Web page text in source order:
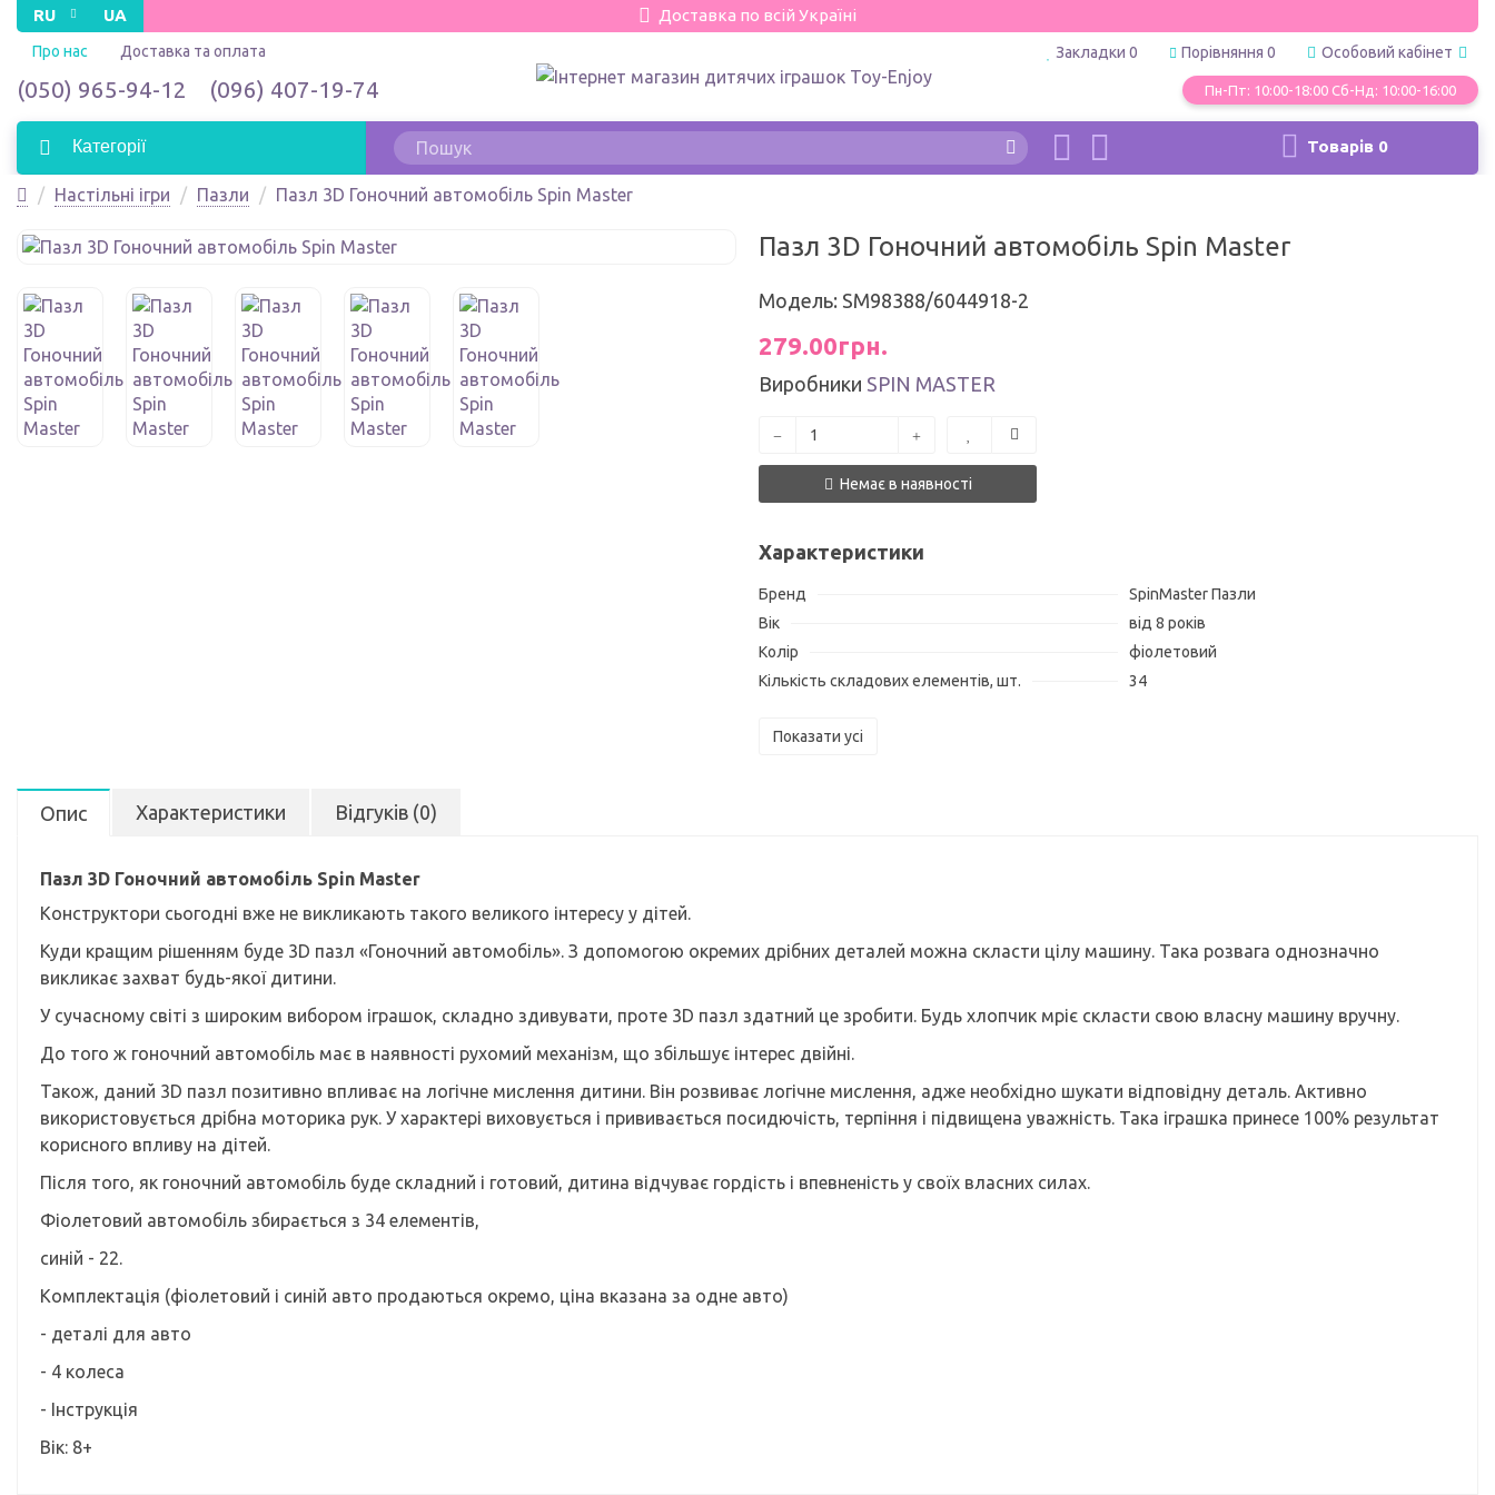
Доставка по всій Україні
RU UA
Про нас Доставка та оплата
(050) 965-94-12 (096) 407-19-74
Закладки 0 Порівняння 0 Особовий кабінет
Пн-Пт: 10:00-18:00 Сб-Нд: 10:00-16:00
Категорії Товарів 0
Настільні ігри Пазли Пазл 3D Гоночний автомобіль Spin Master
Пазл 3D Гоночний автомобіль Spin Master
Модель: SM98388/6044918-2
279.00грн.
Виробники SPIN MASTER
Немає в наявності
Характеристики
Бренд
SpinMaster Пазли
Вік
від 8 років
Колір
фіолетовий
Кількість складових елементів, шт.
34
Показати усі
Опис Характеристики Відгуків (0)
Пазл 3D Гоночний автомобіль Spin Master
Конструктори сьогодні вже не викликають такого великого інтересу у дітей.
Куди кращим рішенням буде 3D пазл «Гоночний автомобіль». З допомогою окремих дрібних деталей можна скласти цілу машину. Така розвага однозначно
викликає захват будь-якої дитини.
У сучасному світі з широким вибором іграшок, складно здивувати, проте 3D пазл здатний це зробити. Будь хлопчик мріє скласти свою власну машину вручну.
До того ж гоночний автомобіль має в наявності рухомий механізм, що збільшує інтерес двійні.
Також, даний 3D пазл позитивно впливає на логічне мислення дитини. Він розвиває логічне мислення, адже необхідно шукати відповідну деталь. Активно
використовується дрібна моторика рук. У характері виховується і прививається посидючість, терпіння і підвищена уважність. Така іграшка принесе 100% результат
корисного впливу на дітей.
Після того, як гоночний автомобіль буде складний і готовий, дитина відчуває гордість і впевненість у своїх власних силах.
Фіолетовий автомобіль збирається з 34 елементів,
синій - 22.
Комплектація (фіолетовий і синій авто продаються окремо, ціна вказана за одне авто)
- деталі для авто
- 4 колеса
- Інструкція
Вік: 8+